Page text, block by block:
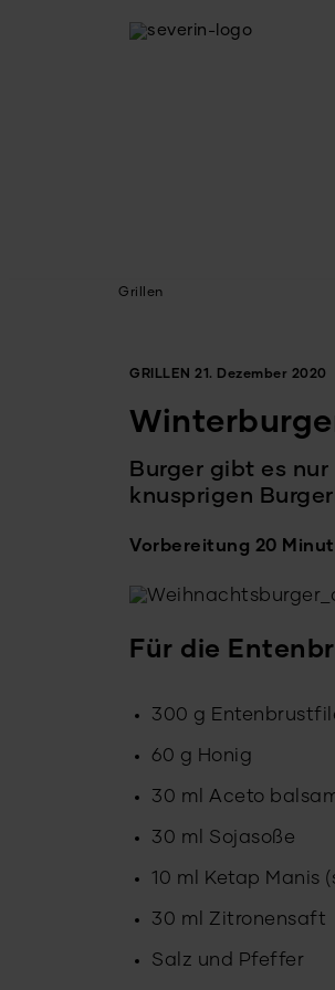
Grillen
GRILLEN 21. Dezember 2020
Burger gibt es
knusprigen
Vorbereitung 20
Für die
300 g
60 g Honig
30 ml Aceto
30 ml Sojasoße
10 ml Ketap Manis
30 ml Zitronensaft
Salz und Pfeffer